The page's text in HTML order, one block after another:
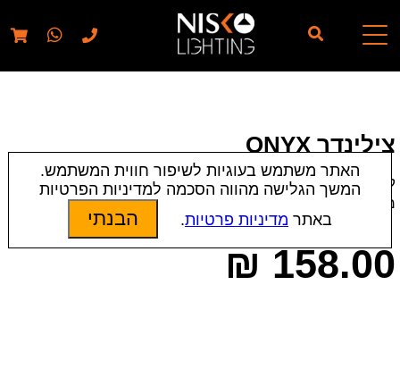
// elementor template for pages - should also ignore woo
pages!!
צילינדר ONYX
קטגוריות:צילינדרים| צמודי תקרה|תאורת פנים
מק״ט:
20112 | 20109
158.00
₪
האתר משתמש בעוגיות לשיפור חווית המשתמש.
המשך הגלישה מהווה הסכמה למדיניות הפרטיות
באתר מדיניות פרטיות. הבנתי